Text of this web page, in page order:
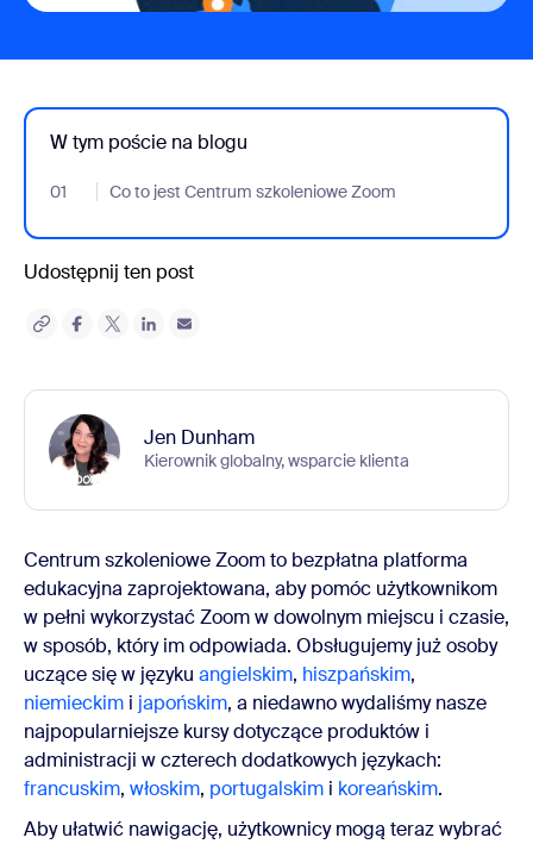
W tym poście na blogu
01 Co to jest Centrum szkoleniowe Zoom
- Jumplink to Co to jest Centrum szkoleniowe Zoom
Udostępnij ten post
Jen Dunham
Kierownik globalny, wsparcie klienta
Centrum szkoleniowe Zoom to bezpłatna platforma
edukacyjna zaprojektowana, aby pomóc użytkownikom
w pełni wykorzystać Zoom w dowolnym miejscu i czasie,
w sposób, który im odpowiada. Obsługujemy już osoby
uczące się w języku angielskim, hiszpańskim,
niemieckim i japońskim, a niedawno wydaliśmy nasze
najpopularniejsze kursy dotyczące produktów i
administracji w czterech dodatkowych językach:
francuskim, włoskim, portugalskim i koreańskim.
Aby ułatwić nawigację, użytkownicy mogą teraz wybrać